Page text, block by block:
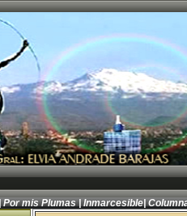
Por mis Plumas|Inmarcesible|